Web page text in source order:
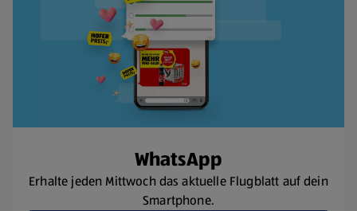
WhatsApp
Erhalte jeden Mittwoch das aktuelle Flugblatt auf dein
Smartphone.